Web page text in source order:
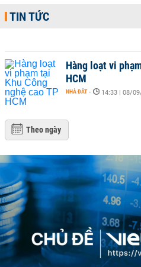
TIN TỨC
Hàng loạt vi
HCM
NHÀ ĐẤT - 14:33 | 08/
Theo ngày